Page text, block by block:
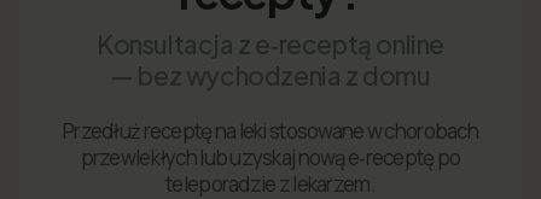
Konsultacja z e‑receptą online
— bez wychodzenia z domu
Przedłuż receptę na leki stosowane w chorobach
przewlekłych lub uzyskaj nową e‑receptę po
teleporadzie z lekarzem.